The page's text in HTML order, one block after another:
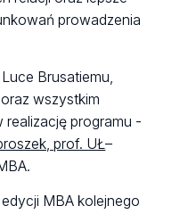
prowadzenia
Brusatiemu,
wszystkim
programu -
prof. UŁ–
MBA kolejnego